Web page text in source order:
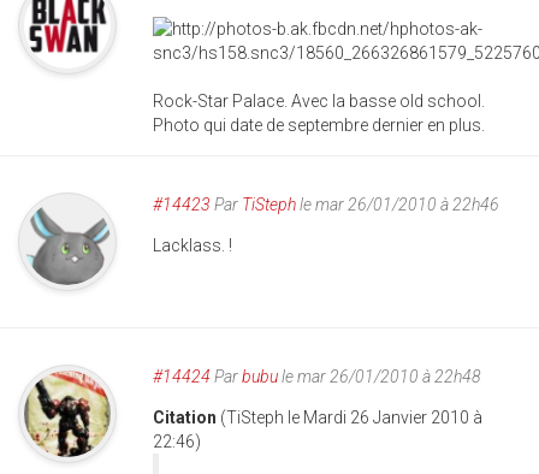
Rock-Star Palace. Avec la basse old school.
Photo qui date de septembre dernier en plus.
#14423 Par TiStephle mar 26/01/2010 à 22h46
Lacklass. !
#14424 Parbubule mar 26/01/2010 à 22h48
Citation (TiSteph le Mardi 26 Janvier 2010 à
22:46)